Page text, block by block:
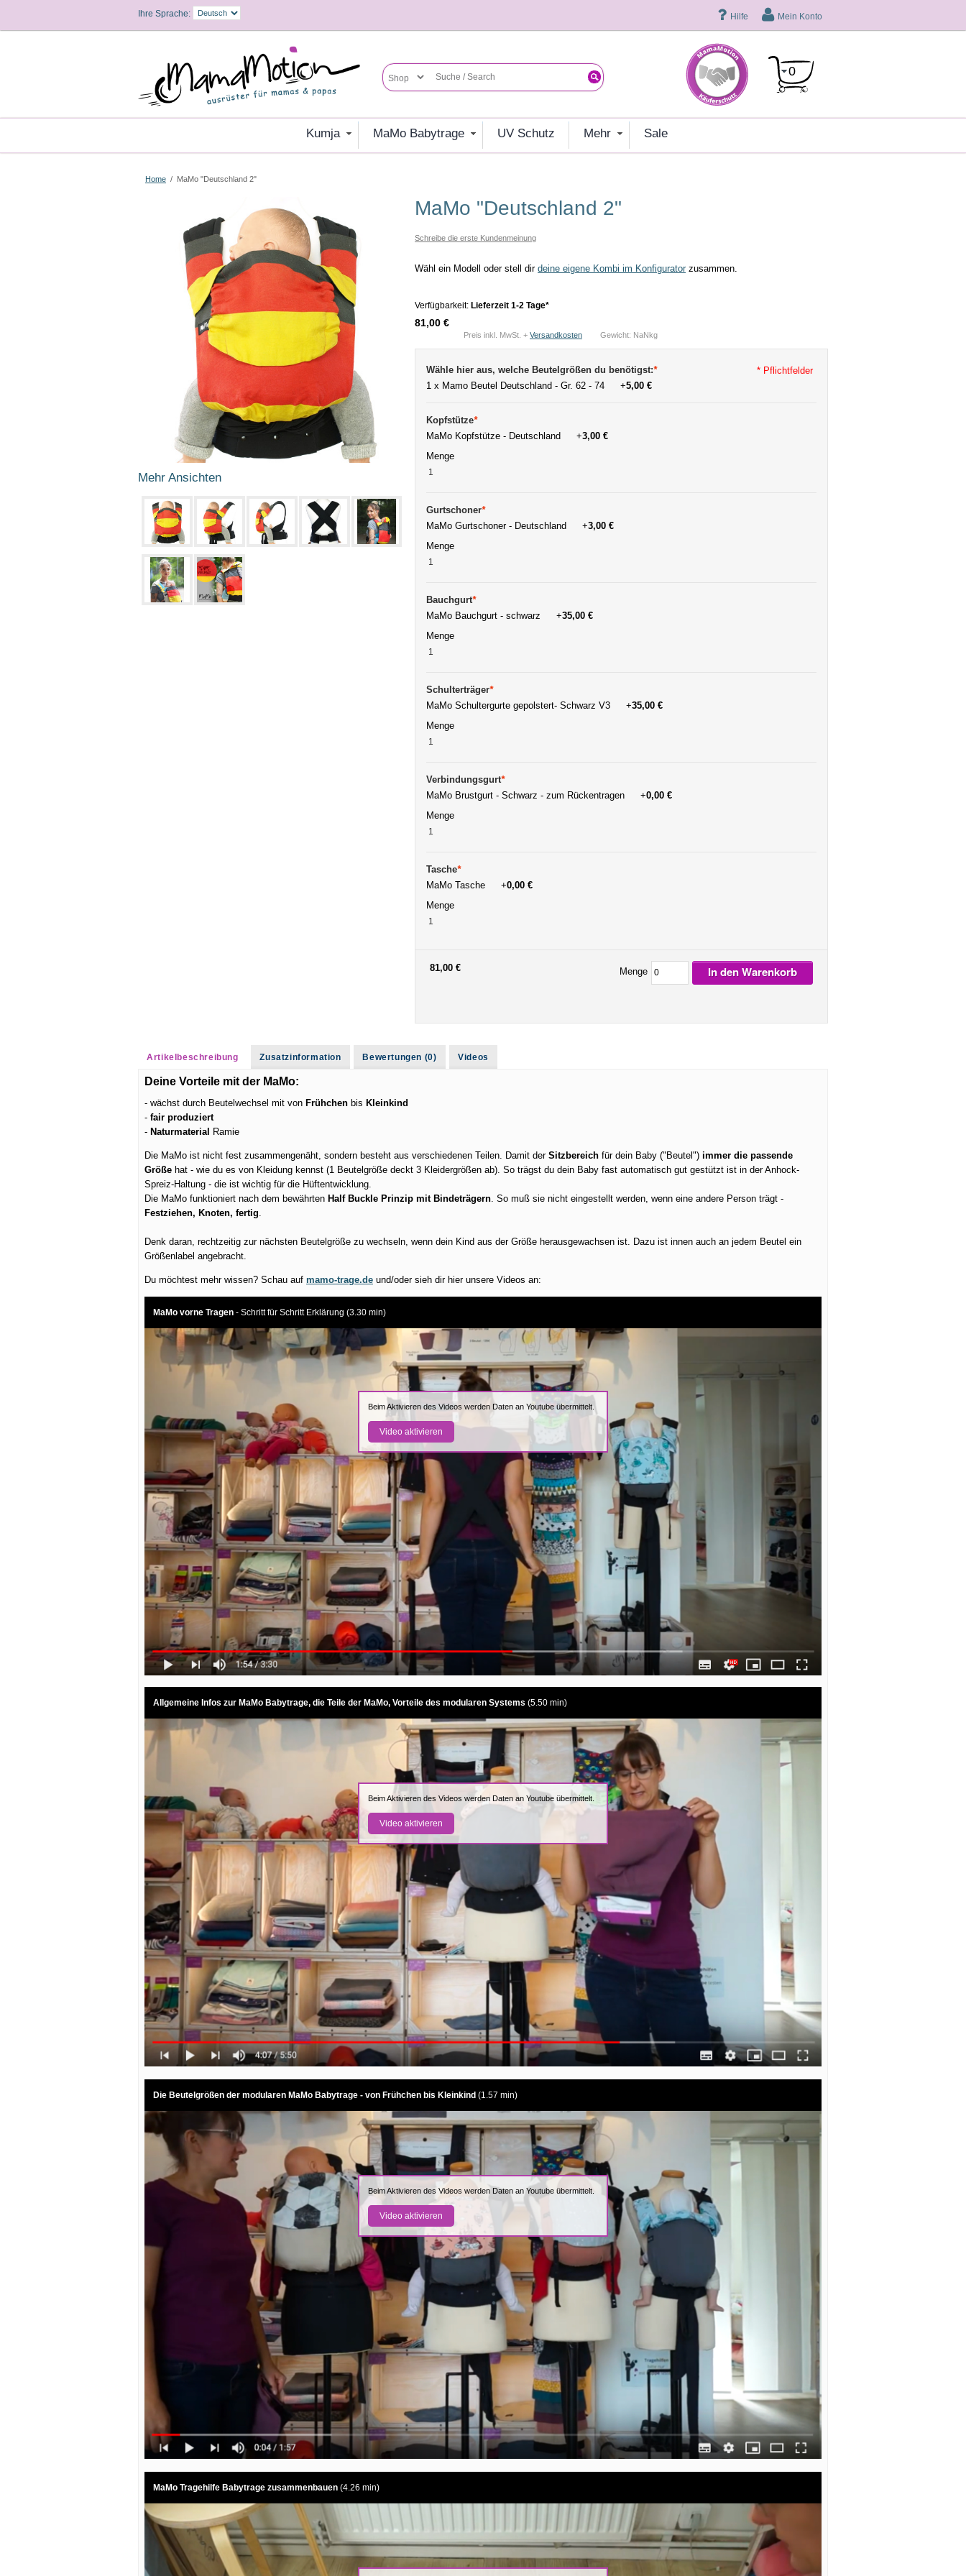
Ihre Sprache: Hilfe Mein Konto
0
Kumja MaMo Babytrage UV Schutz mehr sale
Home / MaMo "Deutschland 2"
Mehr Ansichten
MaMo "Deutschland 2"
Schreibe die erste Kundenmeinung
Wähl ein Modell oder stell dir deine eigene Kombi im Konfigurator zusammen.
Verfügbarkeit: Lieferzeit 1-2 Tage*
81,00 €
Preis inkl. MwSt. + Versandkosten Gewicht: NaNkg
Wähle hier aus, welche Beutelgrößen du benötigst:*
1 x Mamo Beutel Deutschland - Gr. 62 - 74
+5,00 €
Kopfstütze*
MaMo Kopfstütze - Deutschland
+3,00 €
Menge
Gurtschoner*
MaMo Gurtschoner - Deutschland
+3,00 €
Menge
Bauchgurt*
MaMo Bauchgurt - schwarz
+35,00 €
Menge
Schulterträger*
MaMo Schultergurte gepolstert- Schwarz V3
+35,00 €
Menge
Verbindungsgurt*
MaMo Brustgurt - Schwarz - zum Rückentragen
+0,00 €
Menge
Tasche*
MaMo Tasche
+0,00 €
Menge
* Pflichtfelder
81,00 € Menge In den Warenkorb
Artikelbeschreibung Zusatzinformation Bewertungen (0) Videos
Deine Vorteile mit der MaMo:
- wächst durch Beutelwechsel mit von Frühchen bis Kleinkind
- fair produziert
- Naturmaterial Ramie
Die MaMo ist nicht fest zusammengenäht, sondern besteht aus verschiedenen Teilen. Damit der Sitzbereich für dein Baby ("Beutel") immer die passende
Größe hat - wie du es von Kleidung kennst (1 Beutelgröße deckt 3 Kleidergrößen ab). So trägst du dein Baby fast automatisch gut gestützt ist in der Anhock-
Spreiz-Haltung - die ist wichtig für die Hüftentwicklung.
Die MaMo funktioniert nach dem bewährten Half Buckle Prinzip mit Bindeträgern . So muß sie nicht eingestellt werden, wenn eine andere Person trägt -
Festziehen, Knoten, fertig
Denk daran, rechtzeitig zur nächsten Beutelgröße zu wechseln, wenn dein Kind aus der Größe herausgewachsen ist. Dazu ist innen auch an jedem Beutel ein
Größenlabel angebracht.
Du möchtest mehr wissen? Schau auf mamo-trage.de und/oder sieh dir hier unsere Videos an:
MaMo vorne Tragen - Schritt für Schritt Erklärung (3.30 min)
Beim Aktivieren des Videos werden Daten an Youtube übermittelt.
Video aktivieren
Allgemeine Infos zur MaMo Babytrage, die Teile der MaMo, Vorteile des modularen Systems (5.50 min)
Beim Aktivieren des Videos werden Daten an Youtube übermittelt.
Video aktivieren
Die Beutelgrößen der modularen MaMo Babytrage - von Frühchen bis Kleinkind (1.57 min)
Beim Aktivieren des Videos werden Daten an Youtube übermittelt.
Video aktivieren
MaMo Tragehilfe Babytrage zusammenbauen (4.26 min)